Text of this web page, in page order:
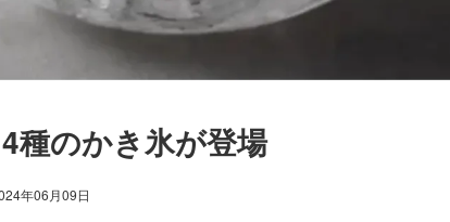
種のかき氷が登場
年06月09日